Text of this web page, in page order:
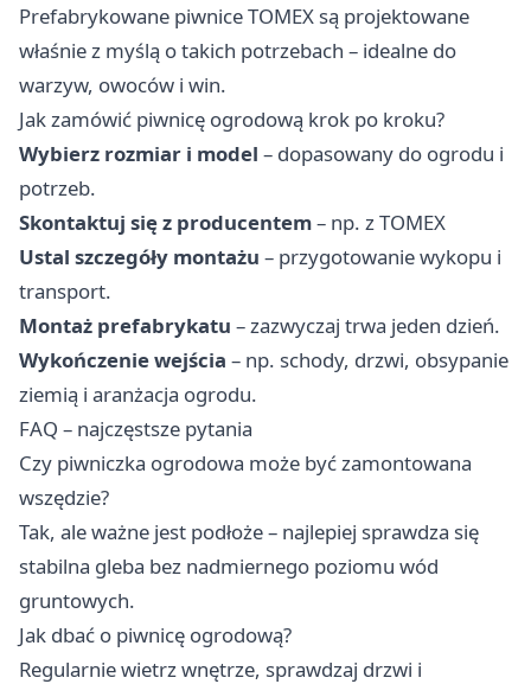
Prefabrykowane piwnice TOMEX są projektowane
właśnie z myślą o takich potrzebach – idealne do
warzyw, owoców i win.
Jak zamówić piwnicę ogrodową krok po kroku?
Wybierz rozmiar i model – dopasowany do ogrodu i
potrzeb.
Skontaktuj się z producentem– np. z TOMEX
Ustal szczegóły montażu – przygotowanie wykopu i
transport.
Montaż prefabrykatu – zazwyczaj trwa jeden dzień.
Wykończenie wejścia – np. schody, drzwi, obsypanie
ziemią i aranżacja ogrodu.
FAQ – najczęstsze pytania
Czy piwniczka ogrodowa może być zamontowana
wszędzie?
Tak, ale ważne jest podłoże – najlepiej sprawdza się
stabilna gleba bez nadmiernego poziomu wód
gruntowych.
Jak dbać o piwnicę ogrodową?
Regularnie wietrz wnętrze, sprawdzaj drzwi i